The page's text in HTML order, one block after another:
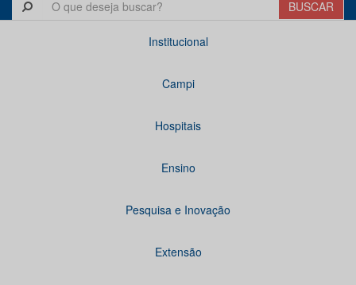
Institucional
Campi
Hospitais
Ensino
Pesquisa e Inovação
Extensão